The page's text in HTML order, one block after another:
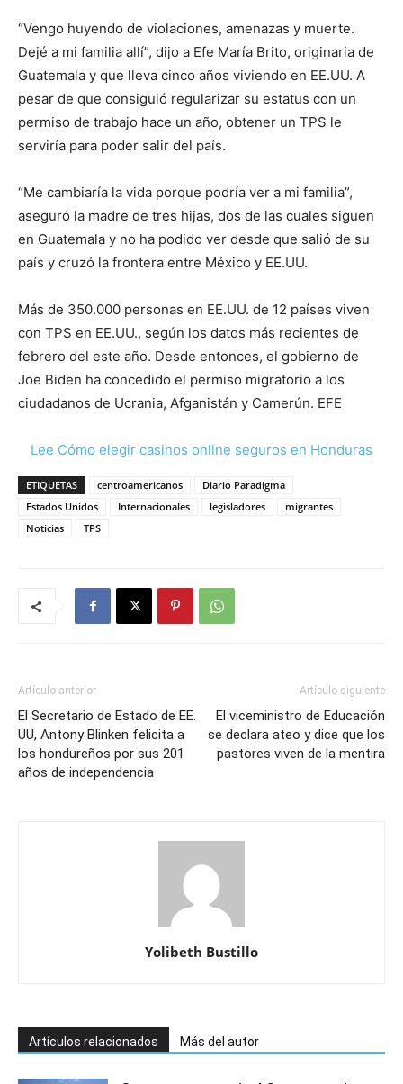
“Vengo huyendo de violaciones, amenazas y muerte.
Dejé a mi familia allí”, dijo a Efe María Brito, originaria de
Guatemala y que lleva cinco años viviendo en EE.UU. A
pesar de que consiguió regularizar su estatus con un
permiso de trabajo hace un año, obtener un TPS le
serviría para poder salir del país.
“Me cambiaría la vida porque podría ver a mi familia”,
aseguró la madre de tres hijas, dos de las cuales siguen
en Guatemala y no ha podido ver desde que salió de su
país y cruzó la frontera entre México y EE.UU.
Más de 350.000 personas en EE.UU. de 12 países viven
con TPS en EE.UU., según los datos más recientes de
febrero del este año. Desde entonces, el gobierno de
Joe Biden ha concedido el permiso migratorio a los
ciudadanos de Ucrania, Afganistán y Camerún. EFE
Lee Cómo elegir casinos online seguros en Honduras
ETIQUETAS centroamericanos
Diario Paradigma
Estados Unidos
Internacionales legisladores
migrantes
Noticias
TPS
Artículo anterior
El Secretario de Estado de EE.
UU, Antony Blinken felicita a
los hondureños por sus 201
años de independencia
Artículo siguiente
El viceministro de Educación
se declara ateo y dice que los
pastores viven de la mentira
Yolibeth Bustillo
Artículos relacionados Más del autor